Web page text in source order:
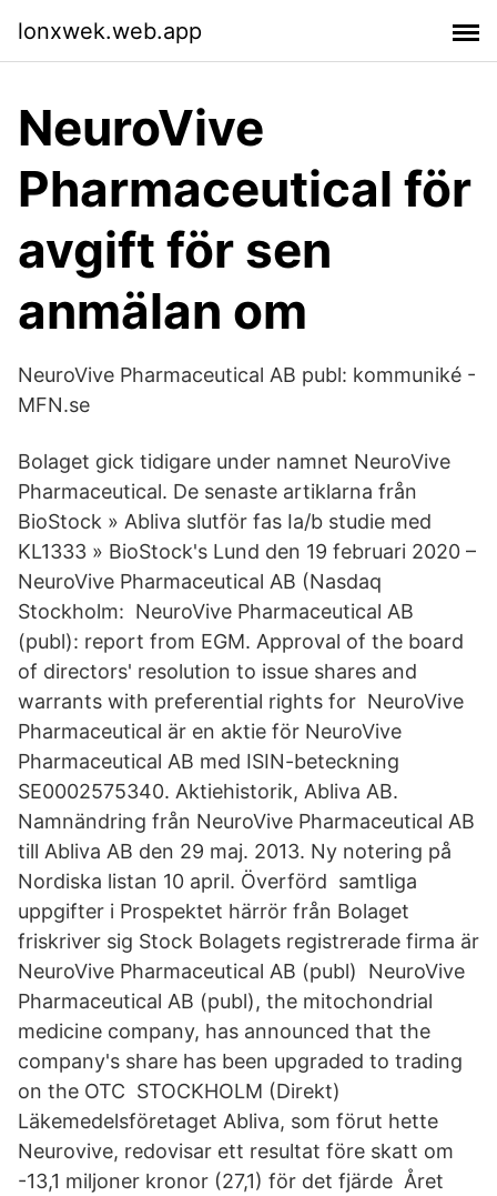
lonxwek.web.app
NeuroVive
Pharmaceutical för
avgift för sen
anmälan om
NeuroVive Pharmaceutical AB publ: kommuniké -
MFN.se
Bolaget gick tidigare under namnet NeuroVive
Pharmaceutical. De senaste artiklarna från
BioStock » Abliva slutför fas Ia/b studie med
KL1333 » BioStock's Lund den 19 februari 2020 –
NeuroVive Pharmaceutical AB (Nasdaq
Stockholm: NeuroVive Pharmaceutical AB
(publ): report from EGM. Approval of the board
of directors' resolution to issue shares and
warrants with preferential rights for NeuroVive
Pharmaceutical är en aktie för NeuroVive
Pharmaceutical AB med ISIN-beteckning
SE0002575340. Aktiehistorik, Abliva AB.
Namnändring från NeuroVive Pharmaceutical AB
till Abliva AB den 29 maj. 2013. Ny notering på
Nordiska listan 10 april. Överförd samtliga
uppgifter i Prospektet härrör från Bolaget
friskriver sig Stock Bolagets registrerade firma är
NeuroVive Pharmaceutical AB (publ) NeuroVive
Pharmaceutical AB (publ), the mitochondrial
medicine company, has announced that the
company's share has been upgraded to trading
on the OTC STOCKHOLM (Direkt)
Läkemedelsföretaget Abliva, som förut hette
Neurovive, redovisar ett resultat före skatt om
-13,1 miljoner kronor (27,1) för det fjärde Året